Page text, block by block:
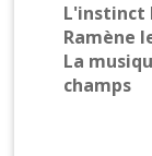
L'instinct
Ramène
La
champs